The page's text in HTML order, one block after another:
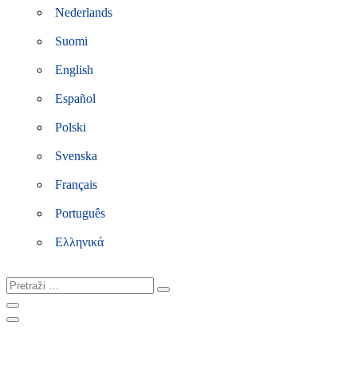
Nederlands
Suomi
English
Español
Polski
Svenska
Français
Português
Ελληνικά